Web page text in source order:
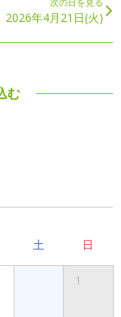
2026年4月21日(火)
む
土 日
1